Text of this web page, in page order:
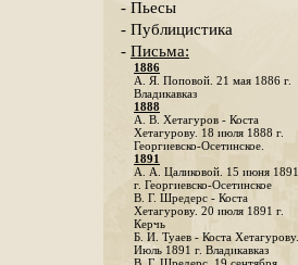
- Пьесы
- Публицистика
- Письма:
1886
А. Я. Поповой. 21 мая 1886 г.
Владикавказ
1888
A. В. Хетагуров - Коста
Хетагурову. 18 июля 1888 г.
Георгиевско-Осетинское.
1891
А. А. Цаликовой. 15 июня 1891
г. Георгиевско-Осетинское
B. Г. Шредерс - Коста
Хетагурову. 20 июля 1891 г.
Керчь
Б. И. Туаев - Коста Хетагурову.
Июль 1891 г. Владикавказ